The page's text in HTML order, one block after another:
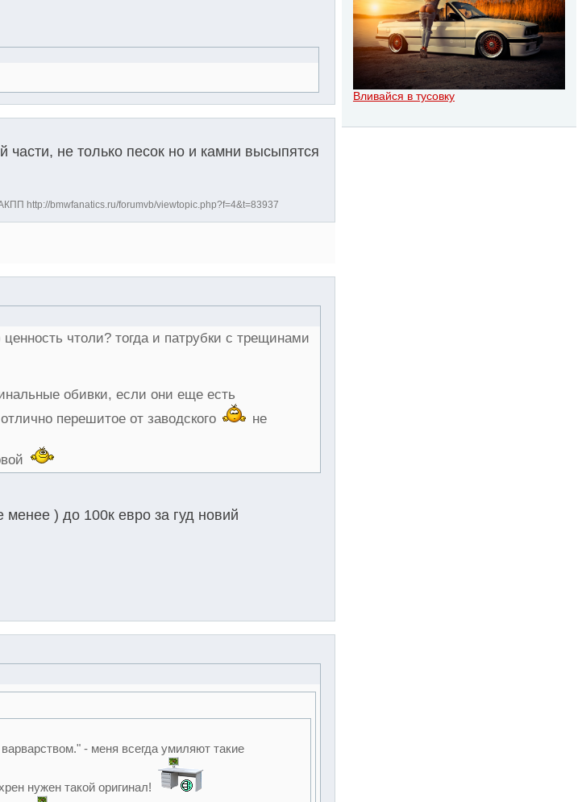
Вливайся в тусовку
части, не только песок но и камни высыпятся
http://bmwfanatics.ru/forumvb/viewtopic.php?f=4&t=83937
чтоли? тогда и патрубки с трещинами
обивки, если они еще есть
перешитое от заводского
не
менее ) до 100к евро за гуд новий
- меня всегда умиляют такие
нужен такой оригинал!